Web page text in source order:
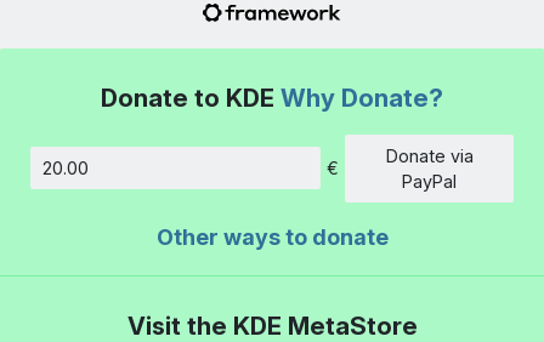
Donate to KDE Why Donate?
Amount
€
Donate via
PayPal
Other ways to donate
Visit the KDE MetaStore